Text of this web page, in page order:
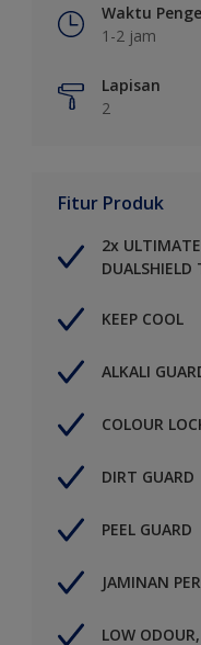
Waktu
1-2 jam
Lapisan
2
Fitur Produk
2x
DUALSHIELD
KEEP COOL
ALKALI
COLOUR
DIRT GUARD
PEEL GUARD
JAMINAN
LOW